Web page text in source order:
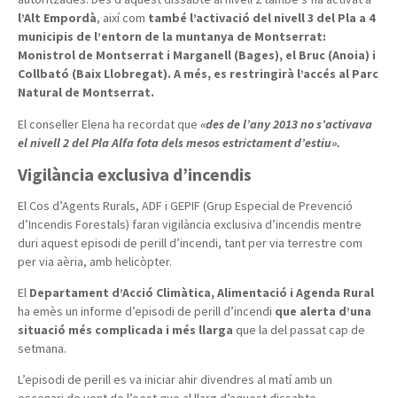
l’Alt Empordà, així com també l’activació del nivell 3 del Pla a 4
municipis de l’entorn de la muntanya de Montserrat:
Monistrol de Montserrat i Marganell (Bages), el Bruc (Anoia) i
Collbató (Baix Llobregat). A més, es restringirà l’accés al Parc
Natural de Montserrat.
El conseller Elena ha recordat que «des de l’any 2013 no s’activava
el nivell 2 del Pla Alfa fota dels mesos estrictament d’estiu».
Vigilància exclusiva d’incendis
El Cos d’Agents Rurals, ADF i GEPIF (Grup Especial de Prevenció
d’Incendis Forestals) faran vigilància exclusiva d’incendis mentre
duri aquest episodi de perill d’incendi, tant per via terrestre com
per via aèria, amb helicòpter.
El Departament d’Acció Climàtica, Alimentació i Agenda Rural
ha emès un informe d’episodi de perill d’incendi que alerta d’una
situació més complicada i més llarga que la del passat cap de
setmana.
L’episodi de perill es va iniciar ahir divendres al matí amb un